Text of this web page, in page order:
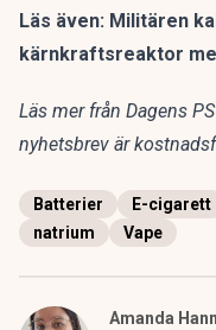
Läs även: Militären
kärnkraftsreaktor
Läs mer från Dagens
nyhetsbrev är
Batterier E-cigarett
natrium
Vape
Amanda